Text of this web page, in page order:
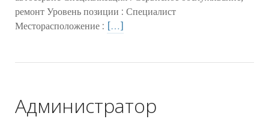
ремонт Уровень позиции : Специалист
Месторасположение : […]
Администратор